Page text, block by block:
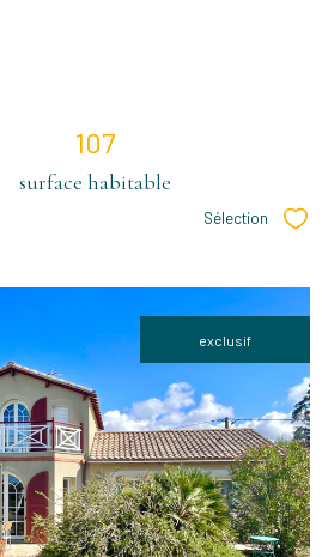
107
surface habitable
Sélection
exclusif
VOIR LE
BIEN